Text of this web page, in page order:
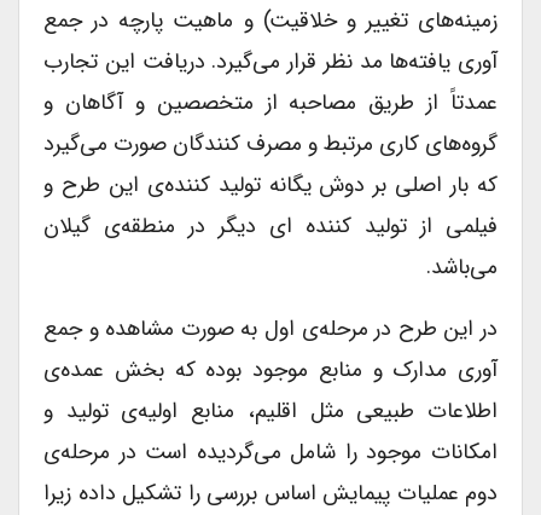
زمینه‌های تغییر و خلاقیت) و ماهیت پارچه در جمع
آوری یافته‌ها مد نظر قرار می‌گیرد. دریافت این تجارب
عمدتاً از طریق مصاحبه از متخصصین و آگاهان و
گروه‌های کاری مرتبط و مصرف کنندگان صورت می‌گیرد
که بار اصلی بر دوش یگانه تولید کننده‌ی این طرح و
فیلمی از تولید کننده ای دیگر در منطقه‌ی گیلان
می‌باشد.
در این طرح در مرحله‌ی اول به صورت مشاهده و جمع
آوری مدارک و منابع موجود بوده که بخش عمده‌ی
اطلاعات طبیعی مثل اقلیم، منابع اولیه‌ی تولید و
امکانات موجود را شامل می‌گردیده است در مرحله‌ی
دوم عملیات پیمایش اساس بررسی را تشکیل داده زیرا